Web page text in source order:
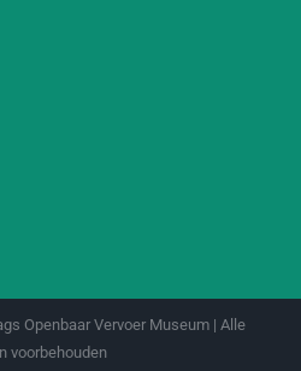
Openbaar Vervoer Museum | Alle
voorbehouden